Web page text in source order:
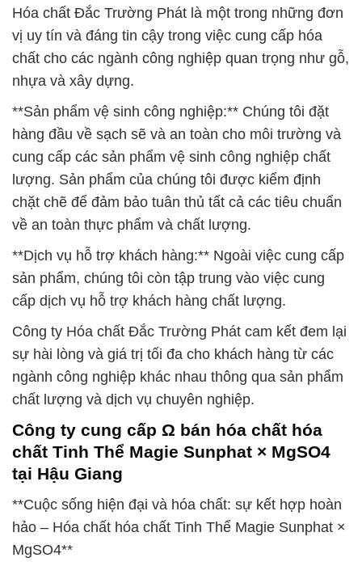
Hóa chất Đắc Trường Phát là một trong những đơn
vị uy tín và đáng tin cậy trong việc cung cấp hóa
chất cho các ngành công nghiệp quan trọng như gỗ,
nhựa và xây dựng.
**Sản phẩm vệ sinh công nghiệp:** Chúng tôi đặt
hàng đầu về sạch sẽ và an toàn cho môi trường và
cung cấp các sản phẩm vệ sinh công nghiệp chất
lượng. Sản phẩm của chúng tôi được kiểm định
chặt chẽ để đảm bảo tuân thủ tất cả các tiêu chuẩn
về an toàn thực phẩm và chất lượng.
**Dịch vụ hỗ trợ khách hàng:** Ngoài việc cung cấp
sản phẩm, chúng tôi còn tập trung vào việc cung
cấp dịch vụ hỗ trợ khách hàng chất lượng.
Công ty Hóa chất Đắc Trường Phát cam kết đem lại
sự hài lòng và giá trị tối đa cho khách hàng từ các
ngành công nghiệp khác nhau thông qua sản phẩm
chất lượng và dịch vụ chuyên nghiệp.
Công ty cung cấp Ω bán hóa chất hóa
chất Tinh Thể Magie Sunphat × MgSO4
tại Hậu Giang
**Cuộc sống hiện đại và hóa chất: sự kết hợp hoàn
hảo – Hóa chất hóa chất Tinh Thể Magie Sunphat ×
MgSO4**